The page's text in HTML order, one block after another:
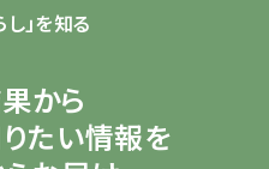
し」を知る
から
たい情報を